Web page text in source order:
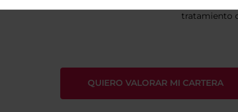
tratamiento